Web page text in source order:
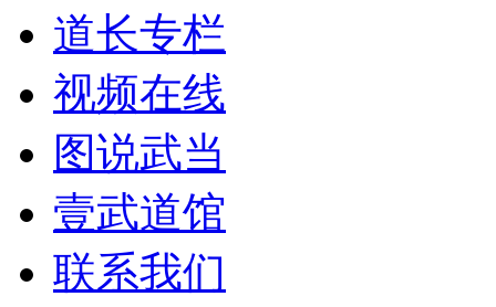
道长专栏
视频在线
图说武当
壹武道馆
联系我们